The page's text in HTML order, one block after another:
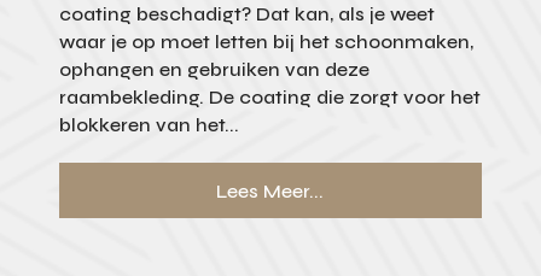
coating beschadigt? Dat kan, als je weet
waar je op moet letten bij het schoonmaken,
ophangen en gebruiken van deze
raambekleding. De coating die zorgt voor het
blokkeren van het...
Lees Meer...